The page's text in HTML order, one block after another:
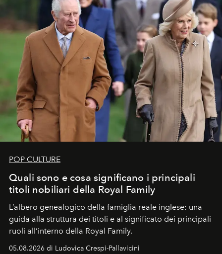
POP CULTURE
Quali sono e cosa significano i principali
titoli nobiliari della Royal Family
L’albero genealogico della famiglia reale inglese: una
guida alla struttura dei titoli e al significato dei principali
ruoli all’interno della Royal Family.
05.08.2026 di Ludovica Crespi-Pallavicini